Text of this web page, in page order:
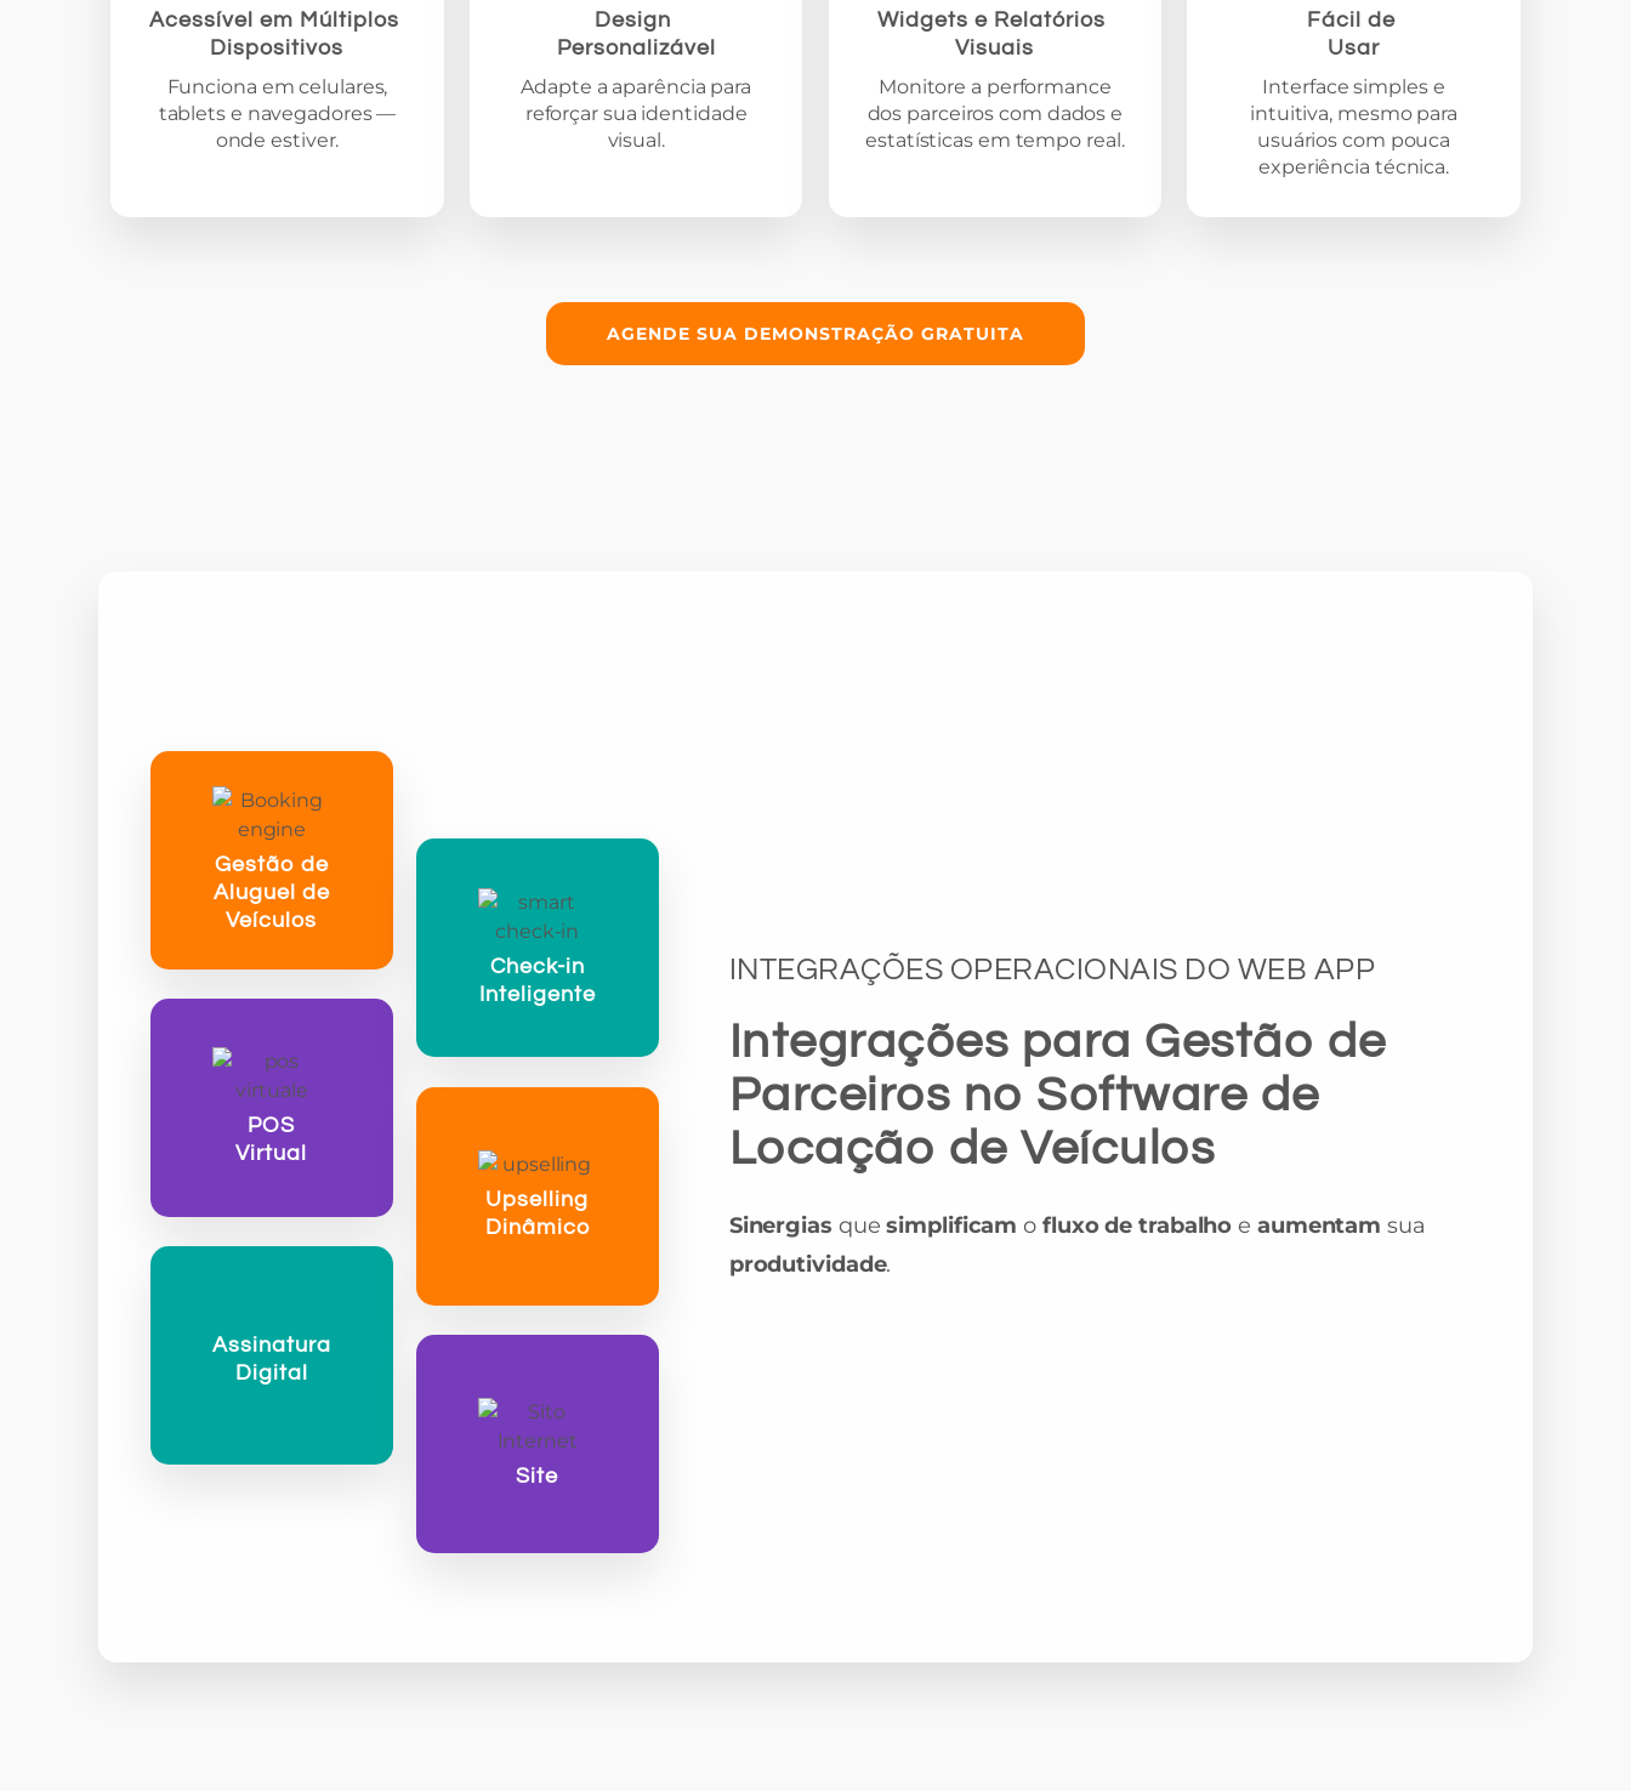
Acessível em Múltiplos
Dispositivos
Funciona em celulares,
tablets e navegadores —
onde estiver.
Design
Personalizável
Adapte a aparência para
reforçar sua identidade
visual.
Widgets e Relatórios
Visuais
Monitore a performance
dos parceiros com dados e
estatísticas em tempo real.
Fácil de
Usar
Interface simples e
intuitiva, mesmo para
usuários com pouca
experiência técnica.
AGENDE SUA DEMONSTRAÇÃO GRATUITA
Gestão de
Aluguel de
Veículos
POS
Virtual
Assinatura
Digital
Check-in
Inteligente
Upselling
Dinâmico
Site
INTEGRAÇÕES OPERACIONAIS DO WEB APP
Integrações para Gestão de
Parceiros no Software de
Locação de Veículos
Sinergias quesimplificam o fluxo de trabalho e aumentam sua
produtividade.